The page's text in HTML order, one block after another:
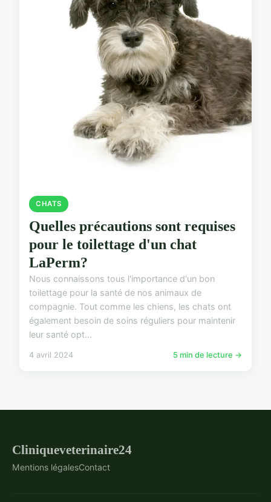
CHATS
Quelles précautions sont requises
pour le toilettage d'un chat
LaPerm?
Nous connaissons tous l'importance d'un bon
toilettage pour la santé de nos animaux de
compagnie. Tout comme les chiens, les chats ont
également besoin de soins réguliers pour maintenir
leur santé opt...
4 avril 2024 5 min de lecture →
Cliniqueveterinaire24
Mentions légalesContact